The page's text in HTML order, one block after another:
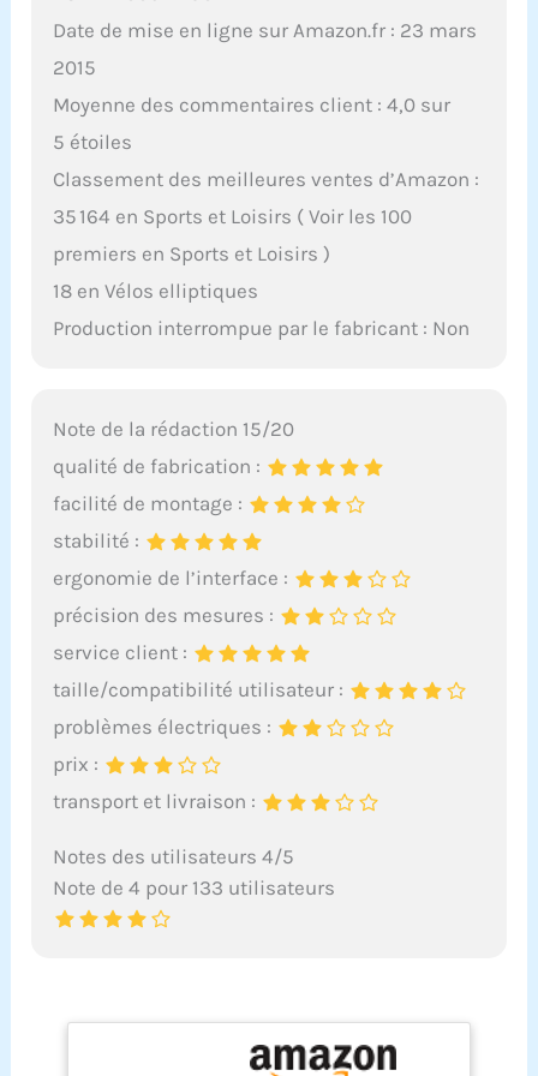
Date de mise en ligne sur Amazon.fr : 23 mars
2015
Moyenne des commentaires client : 4,0 sur
5 étoiles
Classement des meilleures ventes d’Amazon :
35 164 en Sports et Loisirs ( Voir les 100
premiers en Sports et Loisirs )
18 en Vélos elliptiques
Production interrompue par le fabricant : Non
Note de la rédaction 15/20
qualité de fabrication :
facilité de montage :
stabilité :
ergonomie de l’interface :
précision des mesures :
service client :
taille/compatibilité utilisateur :
problèmes électriques :
prix :
transport et livraison :
Notes des utilisateurs 4/5
Note de 4 pour 133 utilisateurs